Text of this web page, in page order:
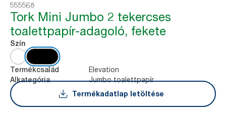
555568
Tork Mini Jumbo 2 tekercses
toalettpapír-adagoló, fekete
Szín
Termékcsalád Elevation
Alkategória
Jumbo toalettpapír
Termékadatlap letöltése